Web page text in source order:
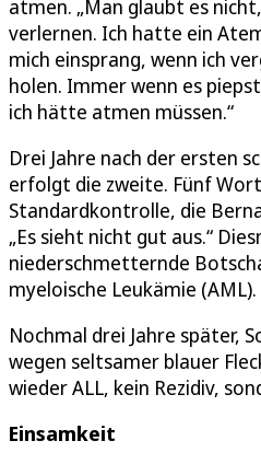
atmen. „Man glaubt es
verlernen. Ich hatte ein
mich einsprang, wenn ich
holen. Immer wenn es
ich hätte atmen müssen.“
Drei Jahre nach der ersten
erfolgt die zweite. Fünf
Standardkontrolle, die
„Es sieht nicht gut aus.“
niederschmetternde
myeloische Leukämie (AML).
Nochmal drei Jahre später,
wegen seltsamer blauer
wieder ALL, kein Rezidiv,
Einsamkeit